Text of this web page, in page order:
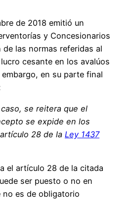
de 2018 emitió un
y Concesionarios
las normas referidas al
cesante en los avalúos
en su parte final
se reitera que el
se expide en los
28 de la Ley 1437
el artículo 28 de la citada
ser puesto o no en
no es de obligatorio